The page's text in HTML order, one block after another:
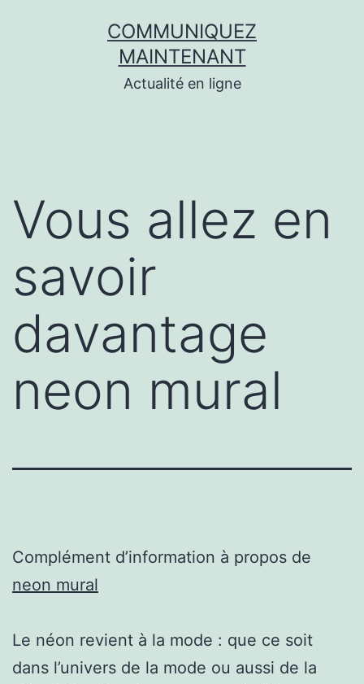
COMMUNIQUEZ
MAINTENANT
Actualité en ligne
Vous allez en
savoir
davantage
neon mural
Complément d’information à propos de
neon mural
Le néon revient à la mode : que ce soit
dans l’univers de la mode ou aussi de la